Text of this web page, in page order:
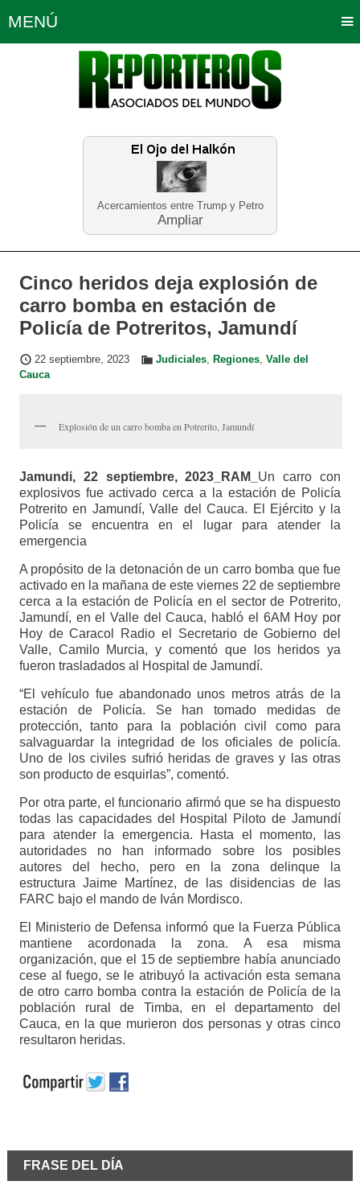
Acercamientos entre Trump y Petro
Ampliar
MENÚ
Política Opinión Bogotá
Planeta Tierra Deportes
Educación Neira
Cinco heridos deja explosión de
carro bomba en estación de
Policía de Potreritos, Jamundí
22 septiembre, 2023 Judiciales, Regiones, Valle del
Cauca
Explosión de un carro bomba en Potrerito, Jamundí
Jamundi, 22 septiembre, 2023_RAM_ Un carro con
explosivos fue activado cerca a la estación de Policía
Potrerito en Jamundí, Valle del Cauca. El Ejército y la
Policía se encuentra en el lugar para atender la
emergencia
A propósito de la detonación de un carro bomba que fue
activado en la mañana de este viernes 22 de septiembre
cerca a la estación de Policía en el sector de Potrerito,
Jamundí, en el Valle del Cauca, habló el 6AM Hoy por
Hoy de Caracol Radio el Secretario de Gobierno del
Valle, Camilo Murcia, y comentó que los heridos ya
fueron trasladados al Hospital de Jamundí.
“El vehículo fue abandonado unos metros atrás de la
estación de Policía. Se han tomado medidas de
protección, tanto para la población civil como para
salvaguardar la integridad de los oficiales de policía.
Uno de los civiles sufrió heridas de graves y las otras
son producto de esquirlas”, comentó.
Por otra parte, el funcionario afirmó que se ha dispuesto
todas las capacidades del Hospital Piloto de Jamundí
para atender la emergencia. Hasta el momento, las
autoridades no han informado sobre los posibles
autores del hecho, pero en la zona delinque la
estructura Jaime Martínez, de las disidencias de las
FARC bajo el mando de Iván Mordisco.
El Ministerio de Defensa informó que la Fuerza Pública
mantiene acordonada la zona. A esa misma
organización, que el 15 de septiembre había anunciado
cese al fuego, se le atribuyó la activación esta semana
de otro carro bomba contra la estación de Policía de la
población rural de Timba, en el departamento del
Cauca, en la que murieron dos personas y otras cinco
resultaron heridas.
FRASE DEL DÍA